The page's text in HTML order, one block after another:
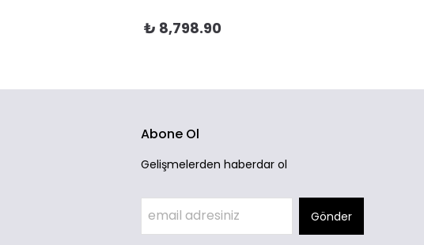
₺ 8,798.90
Abone Ol
Gelişmelerden haberdar ol
Gönder